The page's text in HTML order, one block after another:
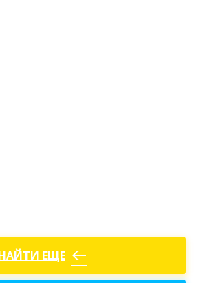
ЕЩЕ west